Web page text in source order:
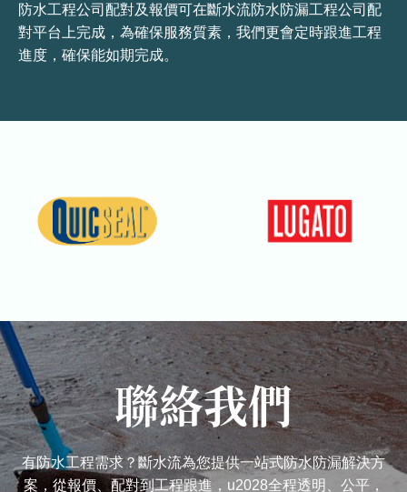
防水工程公司配對及報價可在斷水流防水防漏工程公司配
對平台上完成，為確保服務質素，我們更會定時跟進工程
進度，確保能如期完成。
聯絡我們
有防水工程需求？斷水流為您提供一站式防水防漏解決方
案，從報價、配對到工程跟進，u2028全程透明、公平，